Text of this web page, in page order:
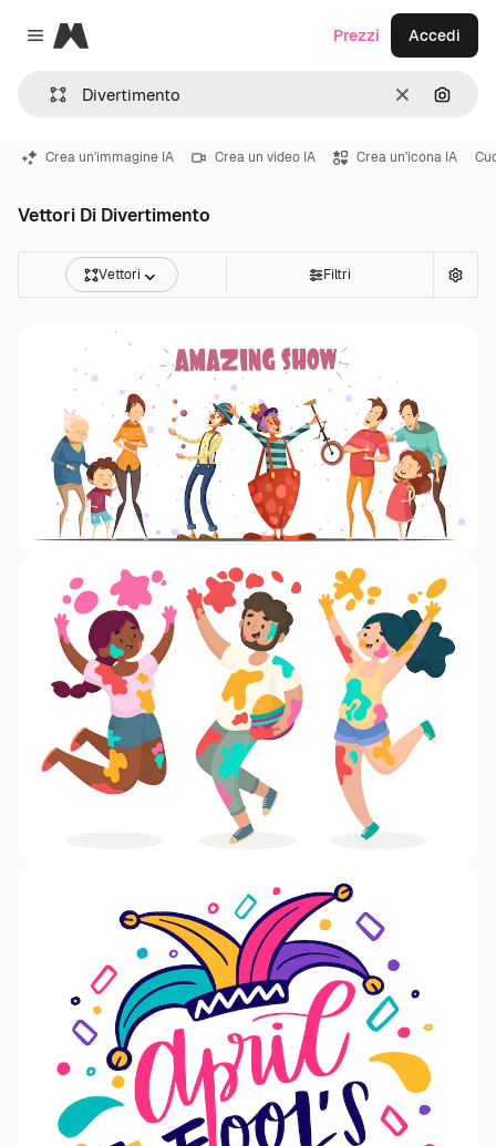
Close menu
Magnific
CancellaCerca
Prezzi Accedi
Crea un'immagine IA Crea un video IA Crea un'icona IA
Vettori Di Divertimento
Vettori Filtri